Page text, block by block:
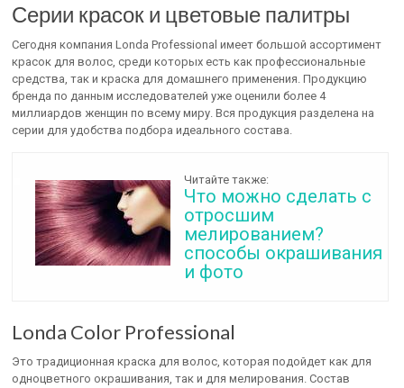
Серии красок и цветовые палитры
Сегодня компания Londa Professional имеет большой ассортимент
красок для волос, среди которых есть как профессиональные
средства, так и краска для домашнего применения. Продукцию
бренда по данным исследователей уже оценили более 4
миллиардов женщин по всему миру. Вся продукция разделена на
серии для удобства подбора идеального состава.
Читайте также:
Что можно сделать с
отросшим
мелированием?
способы окрашивания
и фото
Londa Color Professional
Это традиционная краска для волос, которая подойдет как для
одноцветного окрашивания, так и для мелирования. Состав